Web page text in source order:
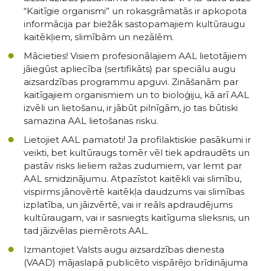
“Kaitīgie organismi” un rokasgrāmatās ir apkopota
informācija par biežāk sastopamajiem kultūraugu
kaitēkļiem, slimībām un nezālēm.
Mācieties! Visiem profesionālajiem AAL lietotājiem
jāiegūst apliecība (sertifikāts) par speciālu augu
aizsardzības programmu apguvi. Zināšanām par
kaitīgajiem organismiem un to bioloģiju, kā arī AAL
izvēli un lietošanu, ir jābūt pilnīgām, jo tas būtiski
samazina AAL lietošanas risku.
Lietojiet AAL pamatoti! Ja profilaktiskie pasākumi ir
veikti, bet kultūraugs tomēr vēl tiek apdraudēts un
pastāv risks lieliem ražas zudumiem, var lemt par
AAL smidzinājumu. Atpazīstot kaitēkli vai slimību,
vispirms jānovērtē kaitēkļa daudzums vai slimības
izplatība, un jāizvērtē, vai ir reāls apdraudējums
kultūraugam, vai ir sasniegts kaitīguma slieksnis, un
tad jāizvēlas piemērots AAL.
Izmantojiet Valsts augu aizsardzības dienesta
(VAAD) mājaslapā publicēto vispārējo brīdinājuma